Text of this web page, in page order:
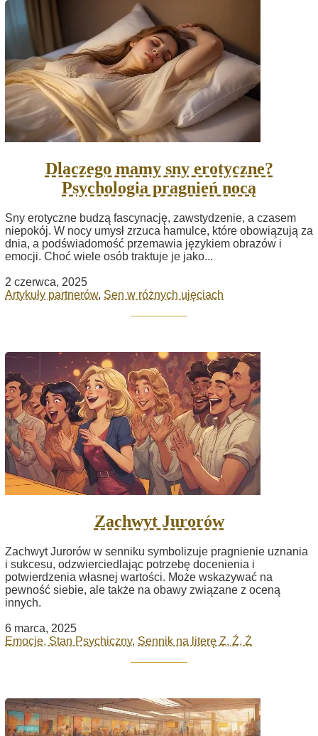
Dlaczego mamy sny erotyczne?
Psychologia pragnień nocą
Sny erotyczne budzą fascynację, zawstydzenie, a czasem
niepokój. W nocy umysł zrzuca hamulce, które obowiązują za
dnia, a podświadomość przemawia językiem obrazów i
emocji. Choć wiele osób traktuje je jako...
2 czerwca, 2025
Artykuły partnerów, Sen w różnych ujęciach
Zachwyt Jurorów
Zachwyt Jurorów w senniku symbolizuje pragnienie uznania
i sukcesu, odzwierciedlając potrzebę docenienia i
potwierdzenia własnej wartości. Może wskazywać na
pewność siebie, ale także na obawy związane z oceną
innych.
6 marca, 2025
Emocje, Stan Psychiczny, Sennik na literę Z, Ź, Ż